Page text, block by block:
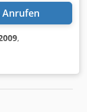
für
Steuerung mit
mm Breite:
Anrufen
,
2200
Sägeblättern:
2400 mm